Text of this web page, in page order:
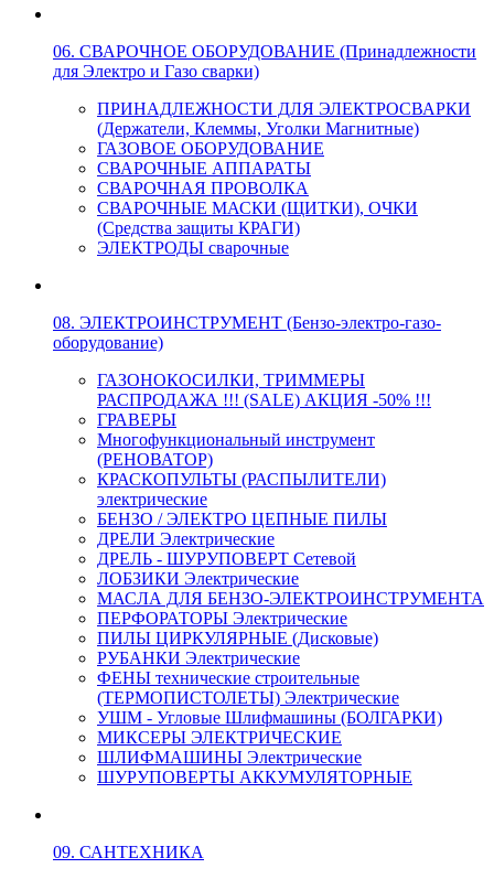
06. СВАРОЧНОЕ ОБОРУДОВАНИЕ (Принадлежности
для Электро и Газо сварки)
ПРИНАДЛЕЖНОСТИ ДЛЯ ЭЛЕКТРОСВАРКИ
(Держатели, Клеммы, Уголки Магнитные)
ГАЗОВОЕ ОБОРУДОВАНИЕ
СВАРОЧНЫЕ АППАРАТЫ
СВАРОЧНАЯ ПРОВОЛКА
СВАРОЧНЫЕ МАСКИ (ЩИТКИ), ОЧКИ
(Средства защиты КРАГИ)
ЭЛЕКТРОДЫ сварочные
08. ЭЛЕКТРОИНСТРУМЕНТ (Бензо-электро-газо-
оборудование)
ГАЗОНОКОСИЛКИ, ТРИММЕРЫ
РАСПРОДАЖА !!! (SALE) АКЦИЯ -50% !!!
ГРАВЕРЫ
Многофункциональный инструмент
(РЕНОВАТОР)
КРАСКОПУЛЬТЫ (РАСПЫЛИТЕЛИ)
электрические
БЕНЗО / ЭЛЕКТРО ЦЕПНЫЕ ПИЛЫ
ДРЕЛИ Электрические
ДРЕЛЬ - ШУРУПОВЕРТ Сетевой
ЛОБЗИКИ Электрические
МАСЛА ДЛЯ БЕНЗО-ЭЛЕКТРОИНСТРУМЕНТА
ПЕРФОРАТОРЫ Электрические
ПИЛЫ ЦИРКУЛЯРНЫЕ (Дисковые)
РУБАНКИ Электрические
ФЕНЫ технические строительные
(ТЕРМОПИСТОЛЕТЫ) Электрические
УШМ - Угловые Шлифмашины (БОЛГАРКИ)
МИКСЕРЫ ЭЛЕКТРИЧЕСКИЕ
ШЛИФМАШИНЫ Электрические
ШУРУПОВЕРТЫ АККУМУЛЯТОРНЫЕ
09. САНТЕХНИКА